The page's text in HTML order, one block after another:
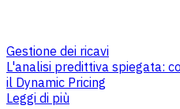
Gestione dei ricavi
L'analisi predittiva spiegata:
il Dynamic Pricing
Leggi di più